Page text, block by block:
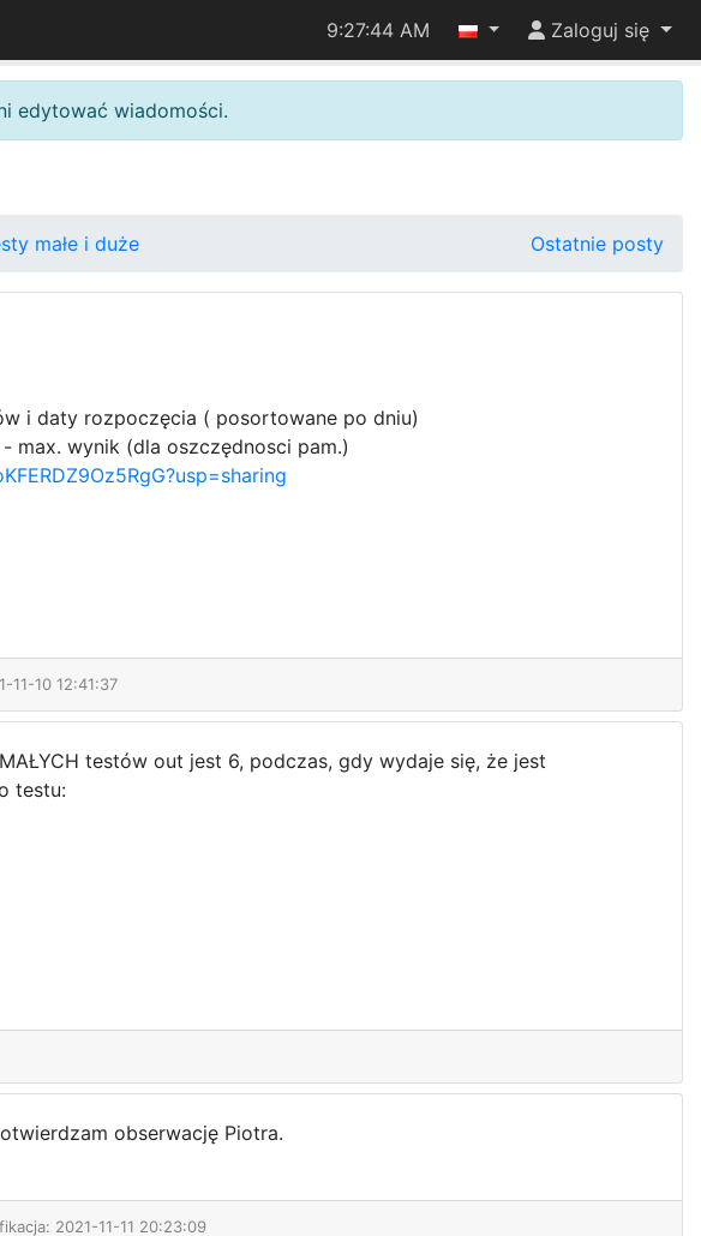
9:27:45 AM Zaloguj się
edytować wiadomości.
małe i duże Ostatnie posty
i daty rozpoczęcia ( posortowane po dniu)
max. wynik (dla oszczędnosci pam.)
11-10 12:41:37
testów out jest 6, podczas, gdy wydaje się, że jest
testu:
obserwację Piotra.
2021-11-11 20:23:09